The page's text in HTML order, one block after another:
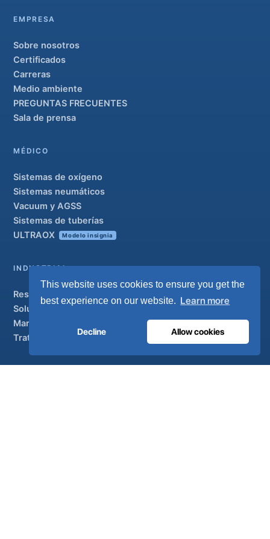
This website uses cookies to ensure you get the
best experience on our website. Learn more
Decline Allow cookies
EMPRESA
Sobre nosotros
Certificados
Carreras
Medio ambiente
PREGUNTAS FRECUENTES
Sala de prensa
MÉDICO
Sistemas de oxígeno
Sistemas neumáticos
Vacuum y AGSS
Sistemas de tuberías
ULTRAOX
Modelo insignia
INDUSTRIAL
Resumen
Soluciones
Marcas colaboradoras
Tratamiento del aire